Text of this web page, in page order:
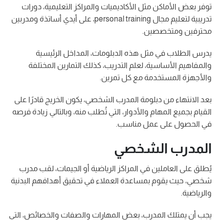
توفر بعض الأماكن مثل الأكاديميات والمراكز التعليمية، دورات
تدريبية لتعليم مجال personal training، على أيدي أساتذة ومدربين
محترفين ومتخصصين.
يدرس الطلاب في مثل هذه الدبلومات، المداخل الرئيسية
والمفاهيم الأساسية، لعلم التدريب، كذلك التمارين المختلفة
والأجهزة المستخدمة مع كل تمرين.
بعد الانتهاء من دبلومة المدرب الشخصي، يكون الخريج قادرًا على
القيام بجميع المهام والأدوار، التي تُطلب منه، وبالتالي زيادة فرصه
في الحصول على عمل مناسب.
المدرب الشخصي
يُطلق على العاملين في المراكز الرياضية أو الجيمات، لقب مدرب
شخصي، حيث يقوم بمساعدة العملاء في تحقيق أهدافهم البدنية
والرياضية.
يجب أن يمتلك المدرب، بعض المهارات والصفات والخصائص، التي